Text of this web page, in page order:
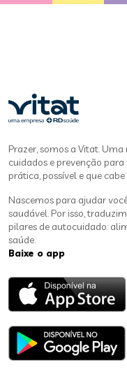
Prazer, somos a Vitat.
cuidados e prevenção
prática, possível e que
Nascemos para ajudar
saudável. Por isso,
pilares de autocuidado:
saúde.
Baixe o app